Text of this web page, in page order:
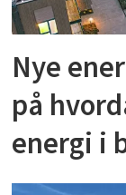
Nye
på
energi i